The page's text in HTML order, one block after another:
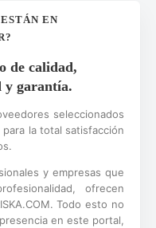
EN
de calidad,
y garantía.
seleccionados
la total satisfacción
y empresas que
ofrecen
Todo esto no
en este portal,